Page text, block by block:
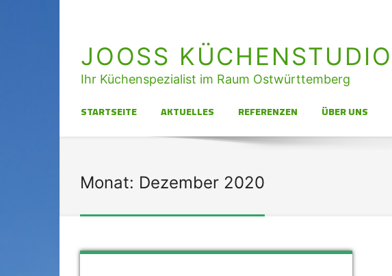
JOOSS KÜCHENSTUDIO
Ihr Küchenspezialist im Raum Ostwürttemberg
STARTSEITE AKTUELLES REFERENZEN ÜBER UNS
Monat: Dezember 2020